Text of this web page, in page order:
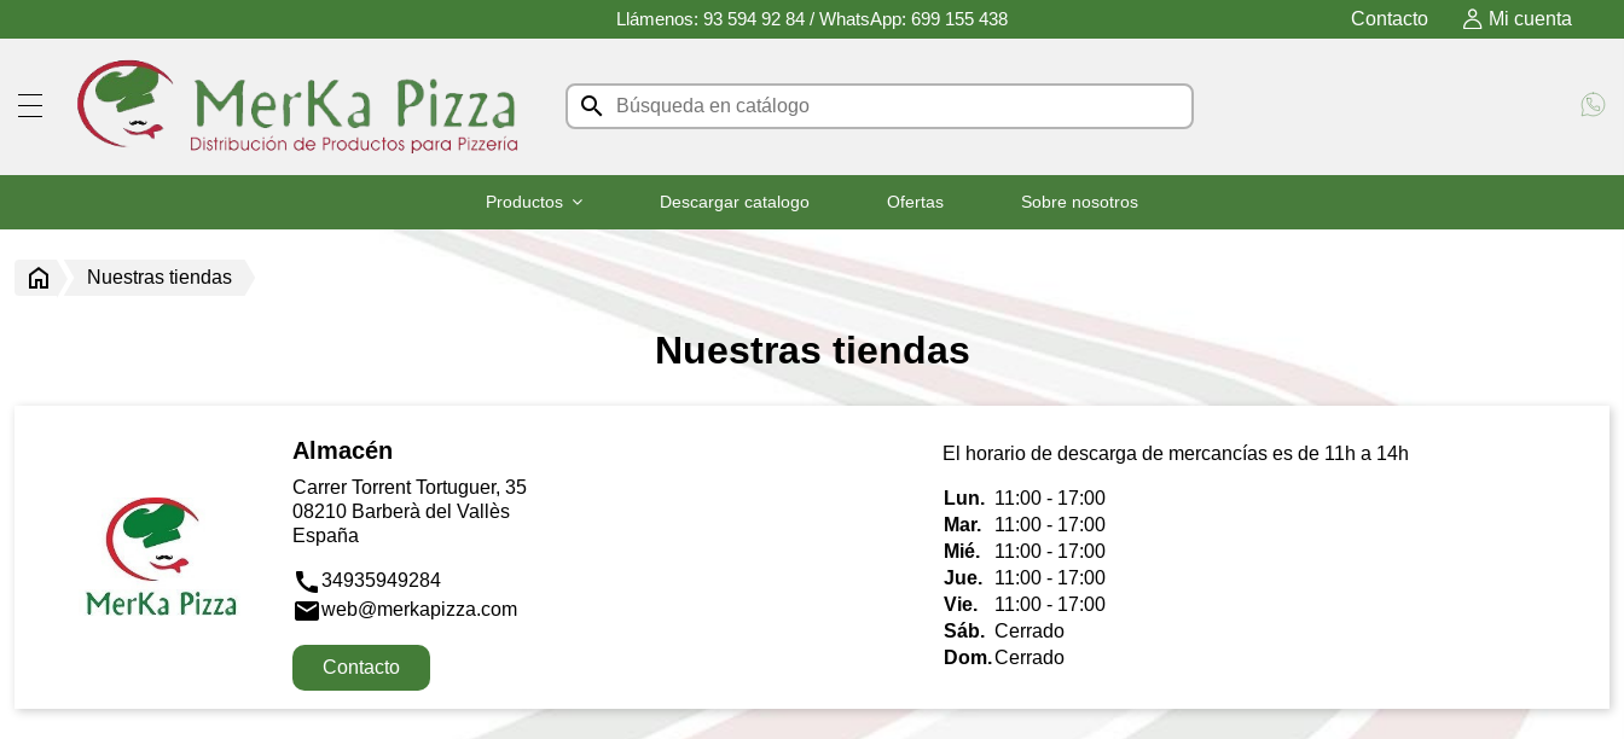
Llámenos: 93 594 92 84 / WhatsApp: 699 155 438 Contacto Mi cuenta
search
Productos Descargar catalogo Ofertas Sobre nosotros
Nuestras tiendas
Nuestras tiendas
Almacén
Carrer Torrent Tortuguer, 35
08210 Barberà del Vallès
España
34935949284
web@merkapizza.com
Contacto
El horario de descarga de mercancías es de 11h a 14h
Lun. 11:00 - 17:00
Mar.
11:00 - 17:00
Mié.
11:00 - 17:00
Jue.
11:00 - 17:00
Vie.
11:00 - 17:00
Sáb. Cerrado
Dom.Cerrado